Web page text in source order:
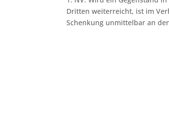
Dritten weiterreicht, ist im
Schenkung unmittelbar an